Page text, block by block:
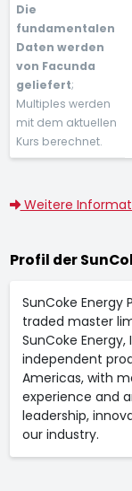
Die
fundamentalen
Daten werden
von Facunda
geliefert;
Multiples werden
mit dem aktuellen
Kurs berechnet.
Weitere
Profil der
SunCoke Energy
traded master
SunCoke Energy,
independent
Americas, with
experience and
leadership,
our industry.